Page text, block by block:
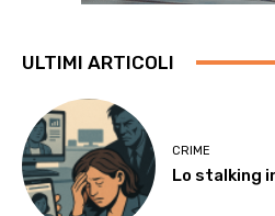
ULTIMI ARTICOLI
CRIME
Lo stalking